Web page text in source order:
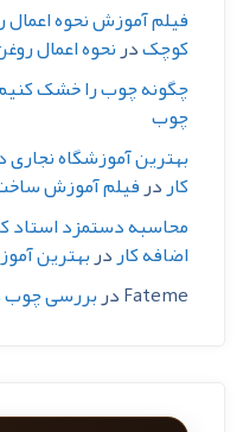
فیلم آموزش نحوه
کوچکدرنحوه اعمال
چگونه چوب را خشک
چوب
بهترین آموزشگاه نجاری
کاردرفیلم آموزش
محاسبه دستمزد استاد
اضافه کاردربهترین
Fatemeدربررسی چوب